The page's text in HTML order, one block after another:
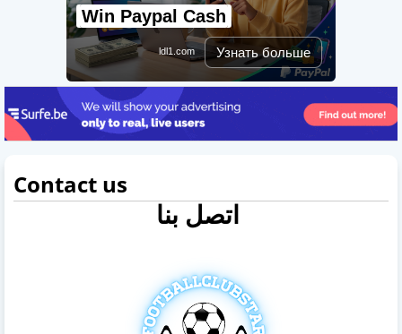
Win Paypal Cash
Узнать больше
ldl1.com
Contact us
اتصل بنا